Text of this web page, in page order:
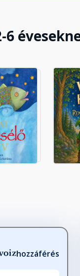
6
hozzáférés